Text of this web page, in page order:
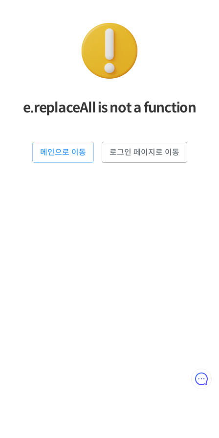
e.replaceAll is not a function
메인으로 이동 로그인 페이지로 이동